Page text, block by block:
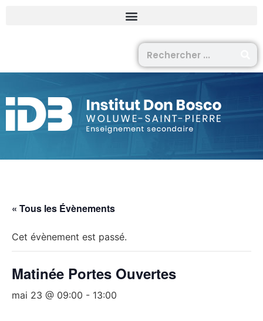
« Tous les Évènements
Cet évènement est passé.
Matinée Portes Ouvertes
mai 23 @ 09:00 - 13:00